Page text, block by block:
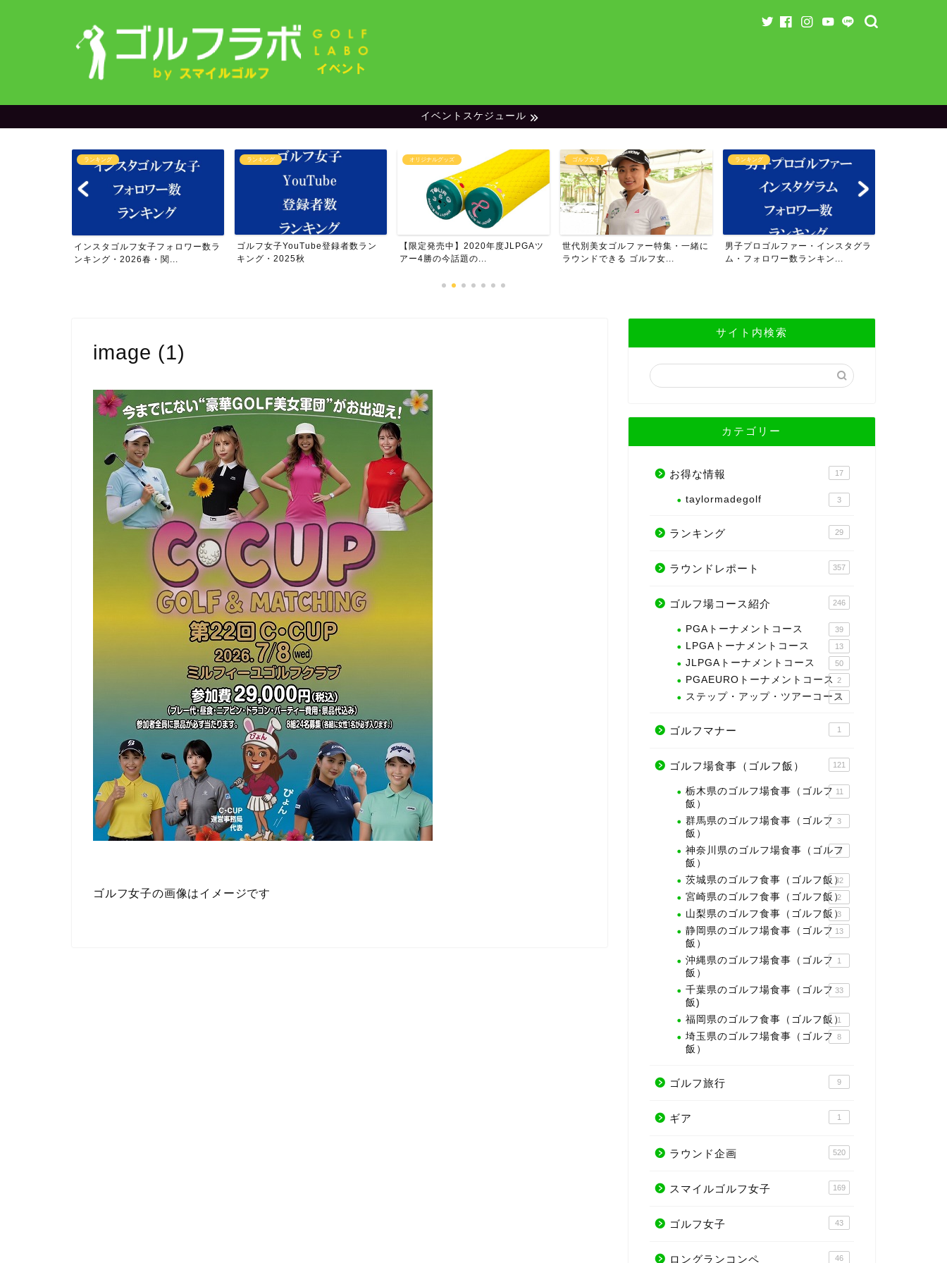
イベントスケジュール
ランキング
インスタゴルフ女子フォロワー数ラ
ンキング・2026春・関...
ランキング
ゴルフ女子YouTube登録者数ラン
キング・2025秋
オリジナルグッズ
【限定発売中】2020年度JLPGAツ
アー4勝の今話題の...
ゴルフ女子
世代別美女ゴルファー特集・一緒に
ラウンドできる ゴルフ女...
ランキング
男子プロゴルファー・インスタグラ
ム・フォロワー数ランキン...
image (1)
ゴルフ女子の画像はイメージです
サイト内検索
カテゴリー
お得な情報 17
taylormadegolf 3
ランキング 29
ラウンドレポート 357
ゴルフ場コース紹介 246
PGAトーナメントコース 39
LPGAトーナメントコース 13
JLPGAトーナメントコース 50
PGAEUROトーナメントコース 2
ステップ・アップ・ツアーコース
3
ゴルフマナー 1
ゴルフ場食事（ゴルフ飯） 121
栃木県のゴルフ場食事（ゴルフ
飯）
11
群馬県のゴルフ場食事（ゴルフ
飯）
3
神奈川県のゴルフ場食事（ゴルフ
飯）
3
茨城県のゴルフ食事（ゴルフ飯）
32
宮崎県のゴルフ食事（ゴルフ飯）
2
山梨県のゴルフ食事（ゴルフ飯）
3
静岡県のゴルフ場食事（ゴルフ
飯）
13
沖縄県のゴルフ場食事（ゴルフ
飯）
1
千葉県のゴルフ場食事（ゴルフ
飯)
33
福岡県のゴルフ食事（ゴルフ飯）1
埼玉県のゴルフ場食事（ゴルフ
飯）
8
ゴルフ旅行 9
ギア 1
ラウンド企画 520
スマイルゴルフ女子 169
ゴルフ女子 43
ロングランコンペ 46